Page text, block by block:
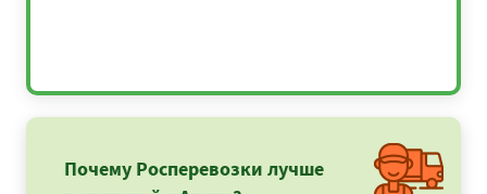
Почему Росперевозки лучше